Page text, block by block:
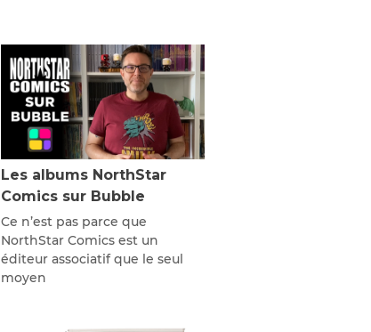
Les albums NorthStar
Comics sur Bubble
Ce n’est pas parce que
NorthStar Comics est un
éditeur associatif que le seul
moyen